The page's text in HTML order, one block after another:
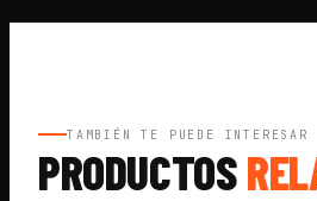
TAMBIÉN TE PUEDE INTERESAR
PRODUCTOS